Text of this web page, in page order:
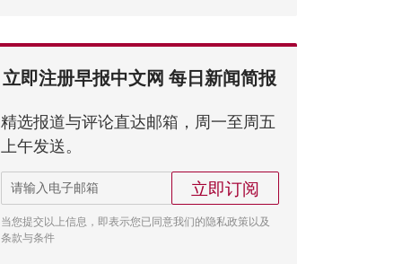
立即注册早报中文网 每日新闻简报
精选报道与评论直达邮箱，周一至周五
上午发送。
立即订阅
当您提交以上信息，即表示您已同意我们的隐私政策以及
条款与条件